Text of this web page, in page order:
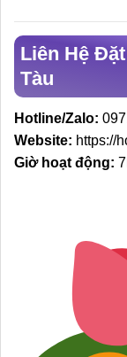
Liên Hệ
Tàu
Hotline/Zalo:
Website: https://
Giờ hoạt động: